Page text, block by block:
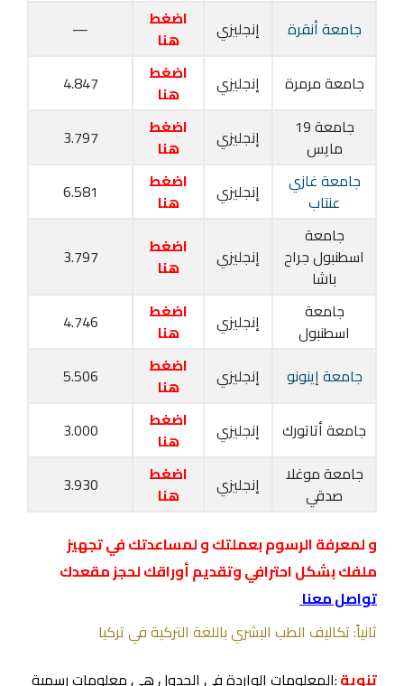
جامعة أنقرة
إنجليزي
اضغط
هنا
—
جامعة مرمرة
إنجليزي
اضغط
هنا
4.847
جامعة 19
مايس
إنجليزي
اضغط
هنا
3.797
جامعة غازي
عنتاب
إنجليزي
اضغط
هنا
6.581
جامعة
اسطنبول جراح
باشا
إنجليزي
اضغط
هنا
3.797
جامعة
اسطنبول
إنجليزي
اضغط
هنا
4.746
جامعة إينونو
إنجليزي
اضغط
هنا
5.506
جامعة أتاتورك
إنجليزي
اضغط
هنا
3.000
جامعة موغلا
صدقي
إنجليزي
اضغط
هنا
3.930
و لمعرفة الرسوم بعملتك و لمساعدتك في تجهيز
ملفك بشكل احترافي وتقديم أوراقك لحجز مقعدك
تواصل معنا
ثانياً: تكاليف الطب البشري باللغة التركية في تركيا
تنوية:المعلومات الواردة في الجدول هي معلومات رسمية